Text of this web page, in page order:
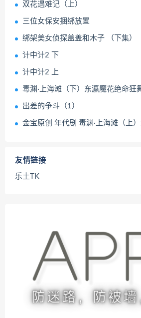
双花遇难记（上）
三位女保安捆绑放置
绑架美女侦探盖盖和木子 （下集）
计中计2 下
计中计2 上
毒渊·上海滩（下）东瀛魔花绝命狂舞 五
出差的争斗（1）
金宝原创 年代剧 毒渊·上海滩（上
友情链接
乐土TK